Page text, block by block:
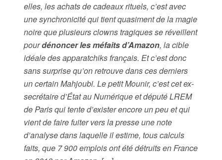
elles, les achats de cadeaux rituels, c’est avec
une synchronicité qui tient quasiment de la magie
noire que plusieurs clowns tragiques se réveillent
pourdénoncer les méfaits d’Amazon, la cible
idéale des apparatchiks français. Et c’est donc
sans surprise qu’on retrouve dans ces derniers
un certain Mahjoubi. Le petit Mounir, c’est cet ex-
secrétaire d’État au Numérique et député LREM
de Paris qui tente d’exister encore un peu et qui
vient de faire fuiter vers la presse une note
d’analyse dans laquelle il estime, tous calculs
faits, que 7 900 emplois ont été détruits en France